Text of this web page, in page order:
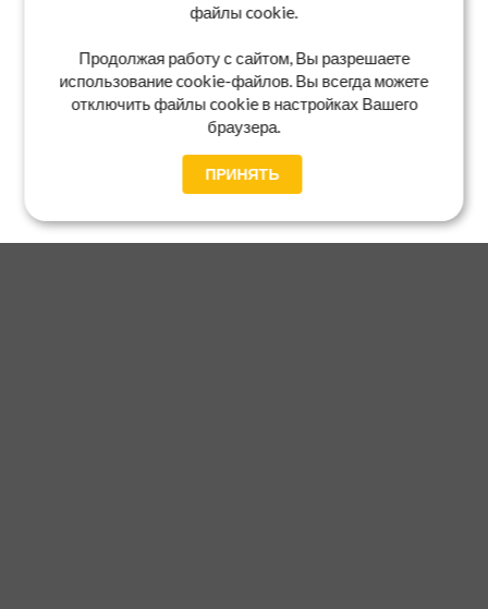
файлы cookie.
Продолжая работу с сайтом, Вы разрешаете
использование cookie-файлов. Вы всегда можете
отключить файлы cookie в настройках Вашего
браузера.
ПРИНЯТЬ